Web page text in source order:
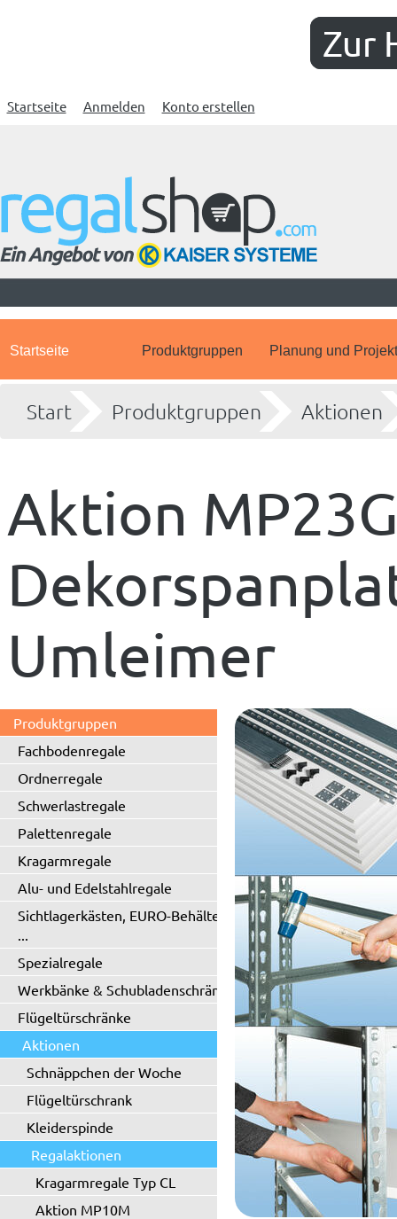
Zur
Startseite Anmelden Konto erstellen
Startseite Produktgruppen Planung und
Start Produktgruppen Aktionen
Aktion
Umleimer
Produktgruppen
Fachbodenregale
Ordnerregale
Schwerlastregale
Palettenregale
Kragarmregale
Alu- und Edelstahlregale
Sichtlagerkästen, EURO-Behälter
...
Spezialregale
Werkbänke & Schubladenschränke
Flügeltürschränke
Aktionen
Schnäppchen der Woche
Flügeltürschrank
Kleiderspinde
Regalaktionen
Kragarmregale Typ CL
Aktion MP10M